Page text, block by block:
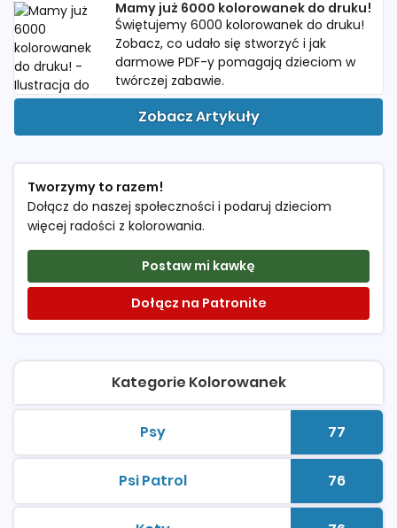
Mamy już 6000 kolorowanek do druku!
Świętujemy 6000 kolorowanek do druku!
Zobacz, co udało się stworzyć i jak
darmowe PDF-y pomagają dzieciom w
twórczej zabawie.
Zobacz Artykuły
Tworzymy to razem!
Dołącz do naszej społeczności i podaruj dzieciom
więcej radości z kolorowania.
Postaw mi kawkę
Dołącz na Patronite
Kategorie Kolorowanek
Psy
kolorowanki do druku Liczba
77
Psi Patrolkolorowanki do druku Liczba
76